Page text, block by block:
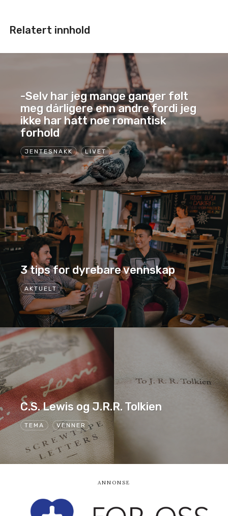
Relatert innhold
JENTESNAKK LIVET
-Selv har jeg mange ganger følt
meg dårligere enn andre fordi jeg
ikke har hatt noe romantisk
forhold
AKTUELT
3 tips for dyrebare vennskap
TEMA VENNER
C.S. Lewis og J.R.R. Tolkien